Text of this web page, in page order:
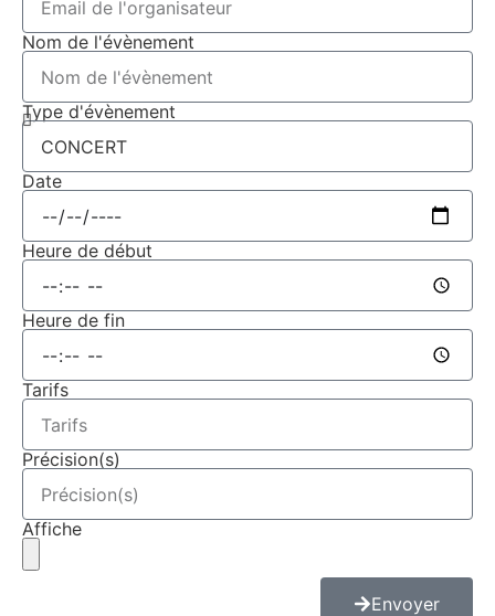
Nom de l'évènement
Type d'évènement
Date
Heure de début
Heure de fin
Tarifs
Précision(s)
Affiche
Envoyer